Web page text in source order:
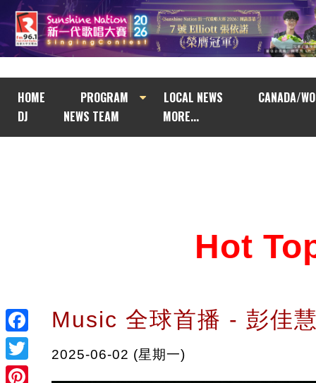
HOME PROGRAM LOCAL NEWS
CANADA/
DJ
NEWS TEAM MORE...
Facebook
Twitter
Hot
Music 全球首播 - 彭佳
2025-06-02 (星期一)